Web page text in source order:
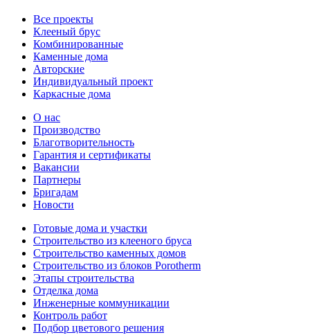
Все проекты
Клееный брус
Комбинированные
Каменные дома
Авторские
Индивидуальный проект
Каркасные дома
О нас
Производство
Благотворительность
Гарантия и сертификаты
Вакансии
Партнеры
Бригадам
Новости
Готовые дома и участки
Строительство из клееного бруса
Строительство каменных домов
Строительство из блоков Porotherm
Этапы строительства
Отделка дома
Инженерные коммуникации
Контроль работ
Подбор цветового решения